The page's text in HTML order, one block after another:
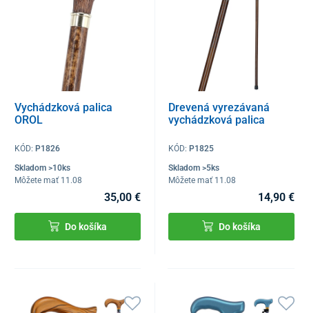
Vychádzková palica
OROL
KÓD: P1826
Skladom >10ks
Môžete mať 11.08
35,00 €
Do košíka
Drevená vyrezávaná
vychádzková palica
KÓD: P1825
Skladom >5ks
Môžete mať 11.08
14,90 €
Do košíka